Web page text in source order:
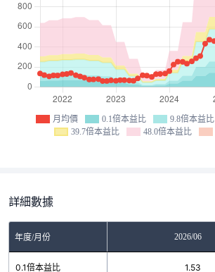
月均價 0.1倍本益比 9.8倍本益比
39.7倍本益比
48.0倍本益比
詳細數據
年度/月份 2026/06
0.1倍本益比 1.53